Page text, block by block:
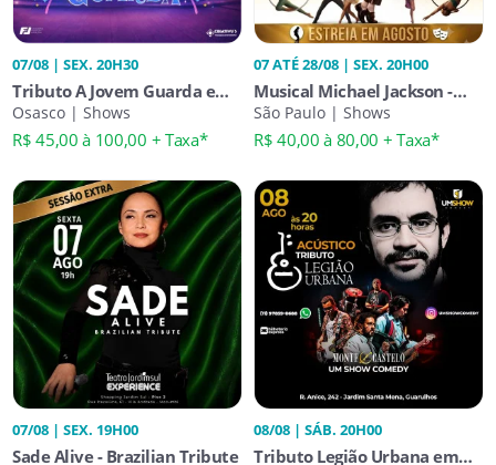
07/08 | SEX. 20H30
Tributo A Jovem Guarda em
Osasco
Osasco | Shows
R$ 45,00 à 100,00 + Taxa*
07 ATÉ 28/08 | SEX. 20H00
Musical Michael Jackson -
Legacy of Legend
São Paulo | Shows
R$ 40,00 à 80,00 + Taxa*
07/08 | SEX. 19H00
Sade Alive - Brazilian Tribute
08/08 | SÁB. 20H00
Tributo Legião Urbana em